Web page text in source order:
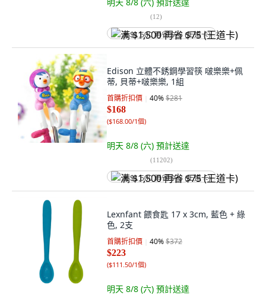
(12)
满 $1,500 再省 $75 (王道卡)
Edison 立體不銹鋼學習筷 啵樂樂+佩
蒂, 貝蒂+啵樂樂, 1組
首購折扣價 40%$281
$168
($168.00/1個)
明天 8/8 (六) 預計送達
(11202)
满 $1,500 再省 $75 (王道卡)
Lexnfant 餵食匙 17 x 3cm, 藍色 + 綠
色, 2支
首購折扣價 40%$372
$223
($111.50/1個)
明天 8/8 (六) 預計送達